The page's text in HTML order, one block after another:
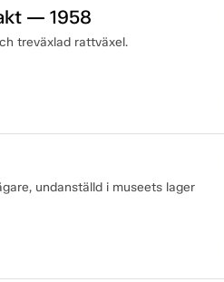
— 1958
treväxlad rattväxel.
undanställd i museets lager